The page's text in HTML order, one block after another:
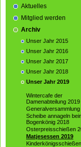
Aktuelles
Mitglied werden
Archiv
Unser Jahr 2015
Unser Jahr 2016
Unser Jahr 2017
Unser Jahr 2018
Unser Jahr 2019
Wintercafe der
Damenabteilung 2019
Generalversammlung
Scheibe annageln
Bogenkönig 2018
Osterpreisschießen
Matjesessen 2019